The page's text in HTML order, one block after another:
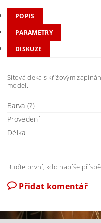
POPIS
PARAMETRY
DISKUZE
Síťová deka s křížovým
model.
Barva (?)
Provedení
Délka
Buďte první, kdo napíše
Přidat komentář